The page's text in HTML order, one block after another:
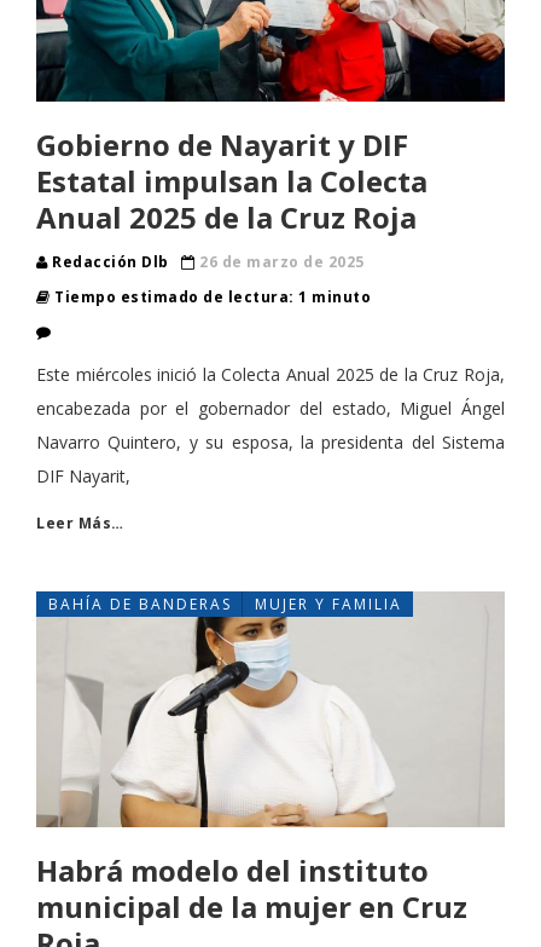
Gobierno de Nayarit y DIF
Estatal impulsan la Colecta
Anual 2025 de la Cruz Roja
Redacción Dlb
26 de marzo de 2025
Tiempo estimado de lectura: 1 minuto
Este miércoles inició la Colecta Anual 2025 de la Cruz Roja,
encabezada por el gobernador del estado, Miguel Ángel
Navarro Quintero, y su esposa, la presidenta del Sistema
DIF Nayarit,
Leer Más…
BAHÍA DE BANDERAS MUJER Y FAMILIA
Habrá modelo del instituto
municipal de la mujer en Cruz